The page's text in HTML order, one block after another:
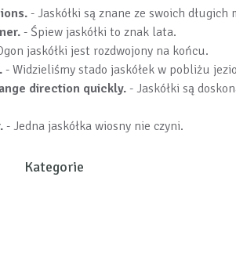
- Jaskółki są znane ze swoich długich
- Śpiew jaskółki to znak lata.
jaskółki jest rozdwojony na końcu.
- Widzieliśmy stado jaskółek w pobliżu
direction quickly. - Jaskółki są
- Jedna jaskółka wiosny nie czyni.
Kategorie